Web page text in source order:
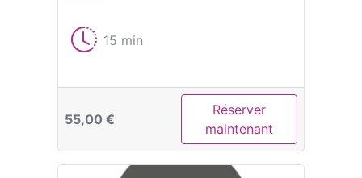
15 min
55,00 €
Réserver
maintenant